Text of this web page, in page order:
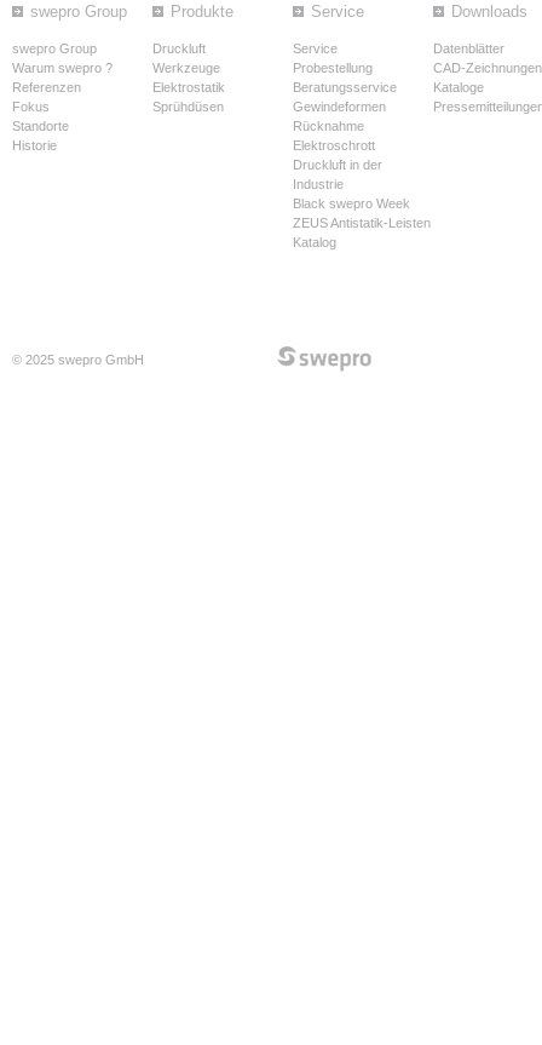
swepro Group
swepro Group
Warum swepro ?
Referenzen
Fokus
Standorte
Historie
Produkte
Druckluft
Werkzeuge
Elektrostatik
Sprühdüsen
Service
Service
Probestellung
Beratungsservice
Gewindeformen
Rücknahme
Elektroschrott
Druckluft in der
Industrie
Black swepro Week
ZEUS Antistatik-Leisten
Katalog
Downloads
Datenblätter
CAD-Zeichnungen
Kataloge
© 2025 swepro GmbH